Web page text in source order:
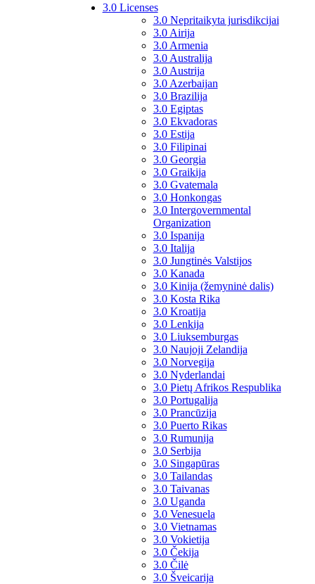
3.0 Licenses
3.0 Nepritaikyta jurisdikcijai
3.0 Airija
3.0 Armenia
3.0 Australija
3.0 Austrija
3.0 Azerbaijan
3.0 Brazilija
3.0 Egiptas
3.0 Ekvadoras
3.0 Estija
3.0 Filipinai
3.0 Georgia
3.0 Graikija
3.0 Gvatemala
3.0 Honkongas
3.0 Intergovernmental
Organization
3.0 Ispanija
3.0 Italija
3.0 Jungtinės Valstijos
3.0 Kanada
3.0 Kinija (žemyninė dalis)
3.0 Kosta Rika
3.0 Kroatija
3.0 Lenkija
3.0 Liuksemburgas
3.0 Naujoji Zelandija
3.0 Norvegija
3.0 Nyderlandai
3.0 Pietų Afrikos Respublika
3.0 Portugalija
3.0 Prancūzija
3.0 Puerto Rikas
3.0 Rumunija
3.0 Serbija
3.0 Singapūras
3.0 Tailandas
3.0 Taivanas
3.0 Uganda
3.0 Venesuela
3.0 Vietnamas
3.0 Vokietija
3.0 Čekija
3.0 Čilė
3.0 Šveicarija